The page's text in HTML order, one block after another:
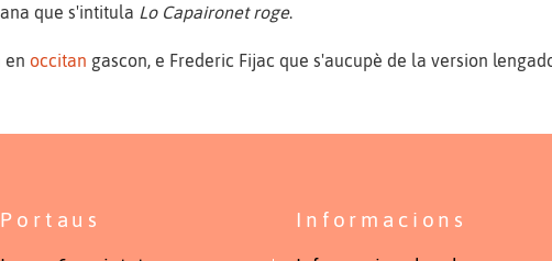
que s'intitula Lo Capaironet roge.
enoccitan gascon, e Frederic Fijac que s'aucupè de la version
Portaus Informacions